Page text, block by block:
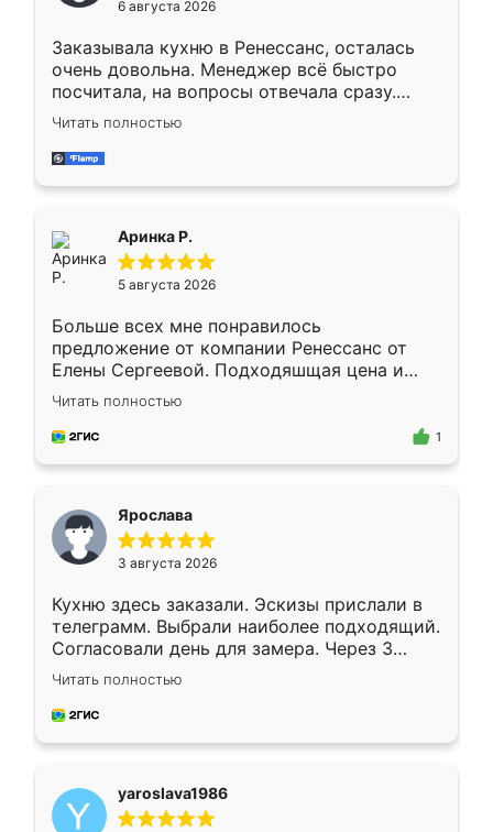
мебели буду заказывать только здесь.
6 августа 2026
Заказывала кухню в Ренессанс, осталась
очень довольна. Менеджер всё быстро
посчитала, на вопросы отвечала сразу.
Замерщик приехал в субботу, подошёл к
делу со всей ответственностью. Собрали
за день, ребята работали аккуратно, даже
Читать полностью
Аринка Р.
5 августа 2026
Больше всех мне понравилось
предложение от компании Ренессанс от
Елены Сергеевой. Подходяшщая цена и
короткие сроки изготовления. Приехавший
для замера сотрудник Владислав
предложил по моему эскизу самый
Читать полностью
1
Ярослава
3 августа 2026
Кухню здесь заказали. Эскизы прислали в
телеграмм. Выбрали наиболее подходящий.
Согласовали день для замера. Через 3
недели кухня была уже готова. Остались
довольны работой. Спасибо Ренессанс
мебель за качественную работу!
Читать полностью
yaroslava1986